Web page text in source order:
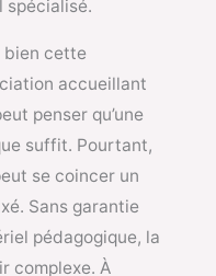
spécialisé.
bien cette
accueillant
penser qu’une
suffit. Pourtant,
se coincer un
Sans garantie
pédagogique, la
complexe. À